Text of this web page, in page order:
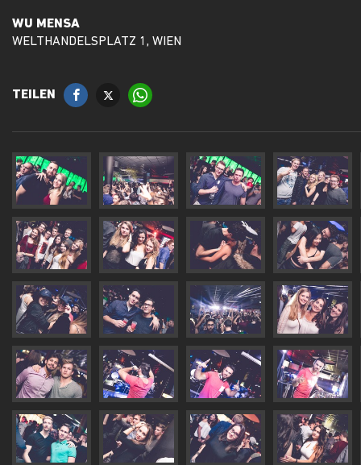
WU MENSA
WELTHANDELSPLATZ 1, WIEN
TEILEN